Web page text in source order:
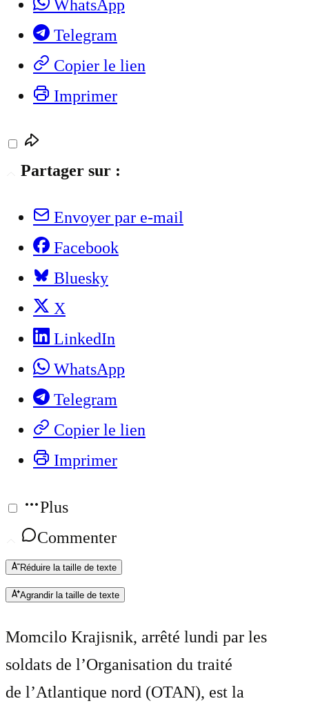
WhatsApp
Telegram
Copier le lien
Imprimer
Partager sur :
Envoyer par e-mail
Facebook
Bluesky
X
LinkedIn
WhatsApp
Telegram
Copier le lien
Imprimer
Plus
Commenter
Réduire la taille de texte
Agrandir la taille de texte
Momcilo Krajisnik, arrêté lundi par les
soldats de l’Organisation du traité
de l’Atlantique nord (OTAN), est la